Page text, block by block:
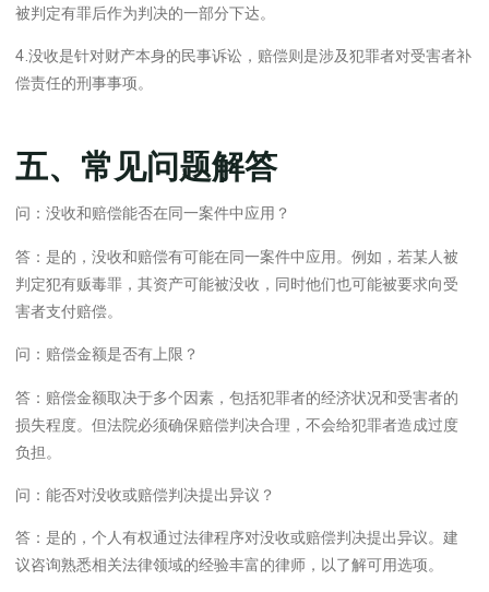
被判定有罪后作为判决的一部分下达。
4.没收是针对财产本身的民事诉讼，赔偿则是涉及犯罪者对受害者补
偿责任的刑事事项。
五、常见问题解答
问：没收和赔偿能否在同一案件中应用？
答：是的，没收和赔偿有可能在同一案件中应用。例如，若某人被
判定犯有贩毒罪，其资产可能被没收，同时他们也可能被要求向受
害者支付赔偿。
问：赔偿金额是否有上限？
答：赔偿金额取决于多个因素，包括犯罪者的经济状况和受害者的
损失程度。但法院必须确保赔偿判决合理，不会给犯罪者造成过度
负担。
问：能否对没收或赔偿判决提出异议？
答：是的，个人有权通过法律程序对没收或赔偿判决提出异议。建
议咨询熟悉相关法律领域的经验丰富的律师，以了解可用选项。